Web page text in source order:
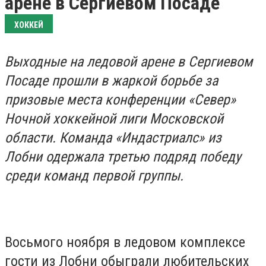
ХОККЕЙ
Выходные на ледовой арене в Сергиевом
Посаде прошли в жаркой борьбе за
призовые места конференции «Север»
Ночной хоккейной лиги Московской
области. Команда «Индастриалс» из
Лобни одержала третью подряд победу
среди команд первой группы.
Восьмого ноября в ледовом комплексе
гости из Лобни обыграли любительских